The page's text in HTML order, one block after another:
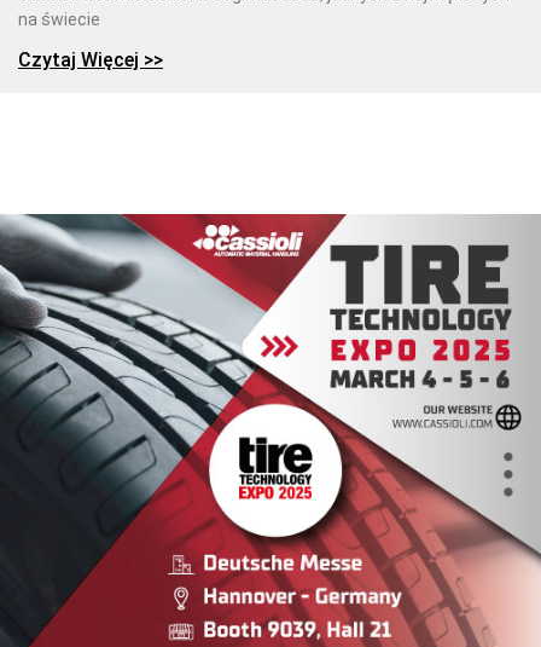
na świecie
Czytaj Więcej >>